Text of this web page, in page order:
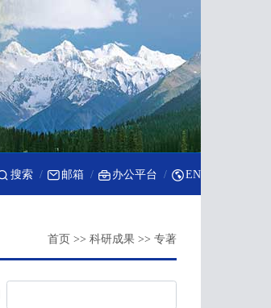
搜索 邮箱 办公平台 EN
首页 >> 科研成果 >> 专著